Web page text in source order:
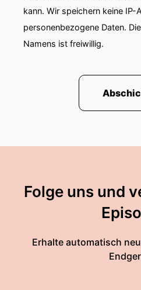
kann. Wir speichern keine IP-
personenbezogene Daten.
Namens ist freiwillig.
Folge uns und
Erhalte automatisch